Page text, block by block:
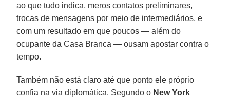
ao que tudo indica, meros contatos preliminares,
trocas de mensagens por meio de intermediários, e
com um resultado em que poucos — além do
ocupante da Casa Branca — ousam apostar contra o
tempo.
Também não está claro até que ponto ele próprio
confia na via diplomática. Segundo o New York